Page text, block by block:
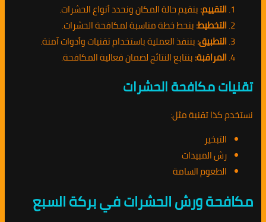
التقييم:بنقيم حالة المكان ونحدد أنواع الحشرات.
التخطيط:بنحط خطة مناسبة لمكافحة الحشرات.
التطبيق:بننفذ العملية باستخدام تقنيات وأدوات آمنة.
المراقبة:بنتابع النتائج لضمان فعالية المكافحة.
تقنيات مكافحة الحشرات
نستخدم كذا تقنية مثل:
التبخير
رش المبيدات
الطعوم السامة
مكافحة ورش الحشرات في بركة السبع